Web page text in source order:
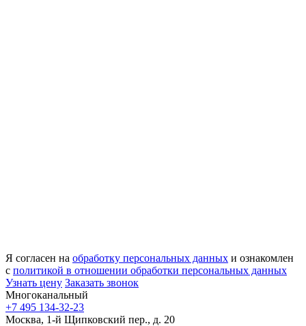
Я согласен на обработку персональных данных и ознакомлен
с политикой в отношении обработки персональных данных
Узнать цену Заказать звонок
Многоканальный
+7 495 134-32-23
Москва, 1-й Щипковский пер., д. 20